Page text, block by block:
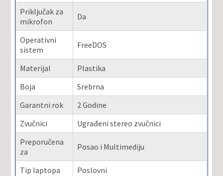
Priključak za
mikrofon
Da
Operativni
sistem
FreeDOS
Materijal
Plastika
Boja
Srebrna
Garantni rok
2 Godine
Zvučnici
Ugrađeni stereo zvučnici
Preporučena
za
Posao i Multimediju
Tip laptopa
Poslovni